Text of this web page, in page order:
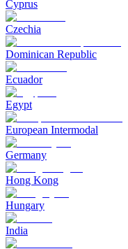
Cyprus
Czechia
Dominican Republic
Ecuador
Egypt
European Intermodal
Germany
Hong Kong
Hungary
India